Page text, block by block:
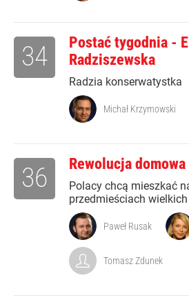
Postać tygodnia -
Radziszewska
Radzia konserwatystka
34
Michał Krzymowski
Rewolucja domowa
Polacy chcą mieszkać
przedmieściach
36
Paweł Rusak
Tomasz Zdunek